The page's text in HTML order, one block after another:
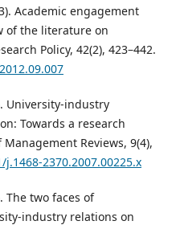
Academic engagement
of the literature on
Policy, 42(2), 423–442.
University-industry
Towards a research
Reviews, 9(4),
2370.2007.00225.x
The two faces of
industry relations on